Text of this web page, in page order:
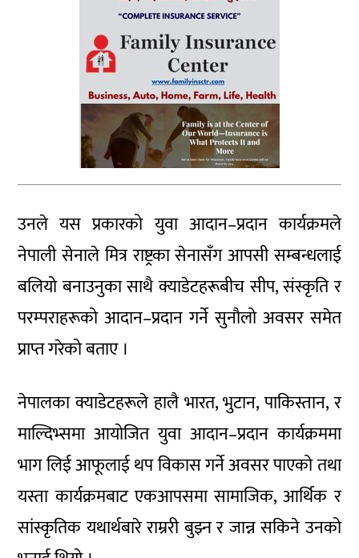
उनले यस प्रकारको युवा आदान–प्रदान कार्यक्रमले
नेपाली सेनाले मित्र राष्ट्रका सेनासँग आपसी सम्बन्धलाई
बलियो बनाउनुका साथै क्याडेटहरूबीच सीप, संस्कृति र
परम्पराहरूको आदान–प्रदान गर्ने सुनौलो अवसर समेत
प्राप्त गरेको बताए ।
नेपालका क्याडेटहरूले हालै भारत, भुटान, पाकिस्तान, र
माल्दिभ्समा आयोजित युवा आदान–प्रदान कार्यक्रममा
भाग लिई आफूलाई थप विकास गर्ने अवसर पाएको तथा
यस्ता कार्यक्रमबाट एकआपसमा सामाजिक, आर्थिक र
सांस्कृतिक यथार्थबारे राम्ररी बुझ्न र जान्न सकिने उनको